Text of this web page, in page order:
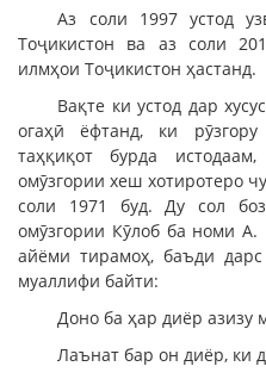
Аз соли 1997 устод
Тоҷикистон ва аз соли
илмҳои Тоҷикистон ҳастанд.
Вақте ки устод дар
огаҳӣ ёфтанд, ки
таҳқиқот бурда
омӯзгории хеш хотиротеро
соли 1971 буд. Ду сол
омӯзгории Кӯлоб ба номи А.
айёми тирамоҳ, баъди
муаллифи байти:
Доно ба ҳар диёр азизу
Лаънат бар он диёр, ки